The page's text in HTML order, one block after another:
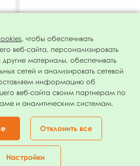
Корзина
, чтобы обеспечивать
веб-сайта, персонализировать
материалы, обеспечивать
сетей и анализировать сетевой
информацию об
веб-сайта своим партнерам по
и аналитическим системам.
Отклонить все
Настройки